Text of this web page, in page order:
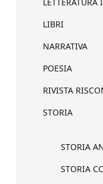
LIBRI
NARRATIVA
POESIA
RIVISTA
STORIA
STORIA
STORIA